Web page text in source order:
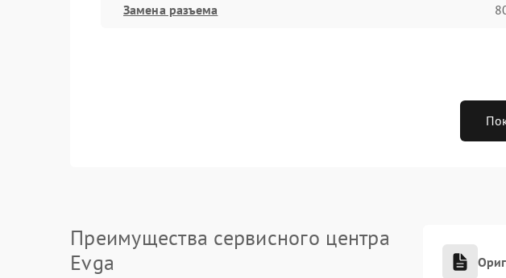
Замена разъема
Преимущества сервисного центра
Evga